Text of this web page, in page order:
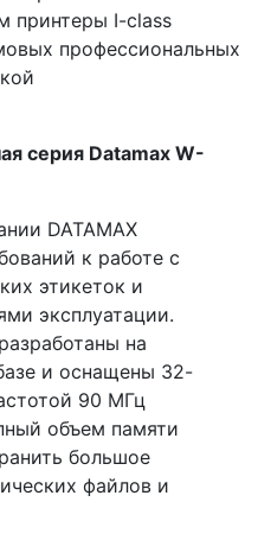
принтеры I-class
профессиональных
серия Datamax W-
DATAMAX
к работе с
этикеток и
эксплуатации.
на
и оснащены 32-
90 МГц
объем памяти
большое
файлов и